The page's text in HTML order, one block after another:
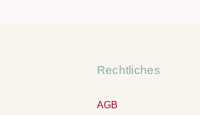
Rechtliches
AGB